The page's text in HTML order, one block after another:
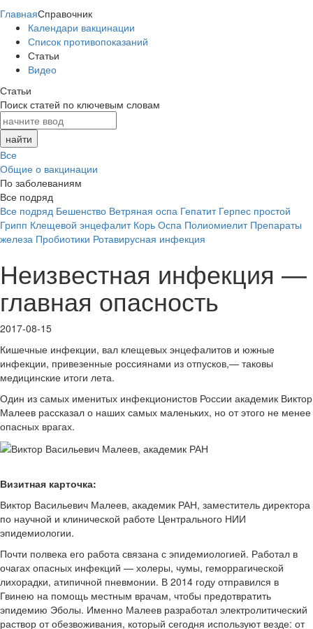
ГлавнаяСправочник
Календари вакцинации
Список противопоказаний
Статьи
Видео
Статьи
Поиск статей по ключевым словам
Все
Общие о вакцинации
По заболеваниям
Все подряд
Все подряд Бешенство Ветряная оспа Гепатит Герпес простой
Грипп Клещевой энцефалит Корь Оспа Полиомиелит Препараты
железа Пробиотики Ротавирусная инфекция
Неизвестная инфекция —
главная опасность
2017-08-15
Кишечные инфекции, вал клещевых энцефалитов и южные
инфекции, привезенные россиянами из отпусков,— таковы
медицинские итоги лета.
Один из самых именитых инфекционистов России академик Виктор
Малеев рассказал о наших самых маленьких, но от этого не менее
опасных врагах.
Визитная карточка:
Виктор Васильевич Малеев, академик РАН, заместитель директора
по научной и клинической работе Центрального НИИ
эпидемиологии.
Почти полвека его работа связана с эпидемиологией. Работал в
очагах опасных инфекций — холеры, чумы, геморрагической
лихорадки, атипичной пневмонии. В 2014 году отправился в
Гвинею на помощь местным врачам, чтобы предотвратить
эпидемию Эболы. Именно Малеев разработал электролитический
раствор от обезвоживания, который сегодня используют везде: от